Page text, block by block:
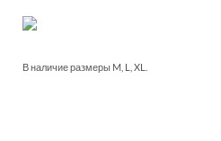
В наличие размеры M, L, XL.